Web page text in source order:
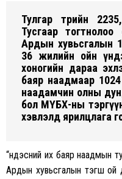
Тулгар төрийн
Тусгаар
Ардын хувьсгалын
36 жилийн ойн
хоногийн дараа
баяр наадмаар 1024
наадамчин олны
бол МҮБХ-ны
хэвлэлд ярилцлага
“Үндэсний их баяр наадмын
Ардын хувьсгалын тэгш ой